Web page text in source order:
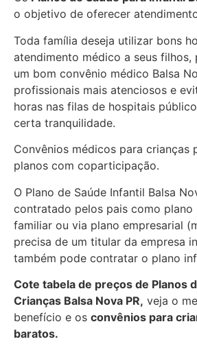
o objetivo de oferecer
Toda família deseja utilizar bons
atendimento médico a seus filhos,
um bom convênio médico Balsa
profissionais mais atenciosos e
horas nas filas de hospitais
certa tranquilidade.
Convênios médicos para crianças
planos com coparticipação.
O Plano de Saúde Infantil Balsa
contratado pelos pais como plano
familiar ou via plano empresarial
precisa de um titular da empresa
também pode contratar o plano
Cote tabela de preços de Planos
Crianças Balsa Nova PR, veja o
benefício e os convênios para
baratos.